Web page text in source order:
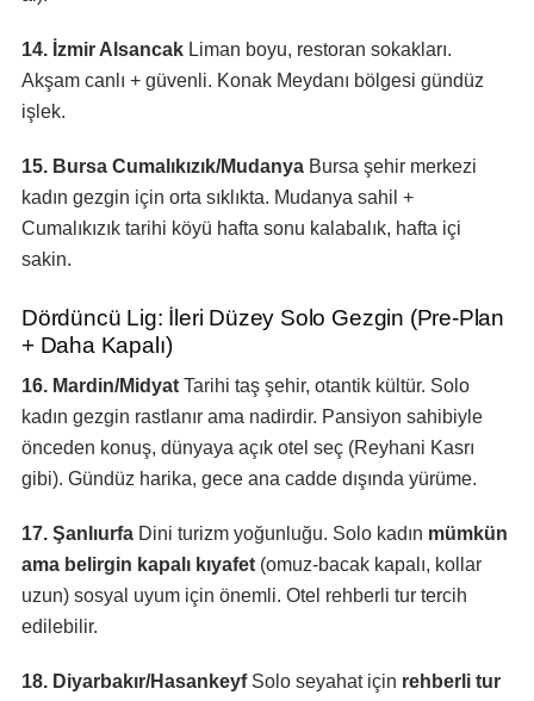
14. İzmir Alsancak Liman boyu, restoran sokakları.
Akşam canlı + güvenli. Konak Meydanı bölgesi gündüz
işlek.
15. Bursa Cumalıkızık/Mudanya Bursa şehir merkezi
kadın gezgin için orta sıklıkta. Mudanya sahil +
Cumalıkızık tarihi köyü hafta sonu kalabalık, hafta içi
sakin.
Dördüncü Lig: İleri Düzey Solo Gezgin (Pre-Plan
+ Daha Kapalı)
16. Mardin/Midyat Tarihi taş şehir, otantik kültür. Solo
kadın gezgin rastlanır ama nadirdir. Pansiyon sahibiyle
önceden konuş, dünyaya açık otel seç (Reyhani Kasrı
gibi). Gündüz harika, gece ana cadde dışında yürüme.
17. Şanlıurfa Dini turizm yoğunluğu. Solo kadın mümkün
ama belirgin kapalı kıyafet (omuz-bacak kapalı, kollar
uzun) sosyal uyum için önemli. Otel rehberli tur tercih
edilebilir.
18. Diyarbakır/HasankeyfSolo seyahat için rehberli tur